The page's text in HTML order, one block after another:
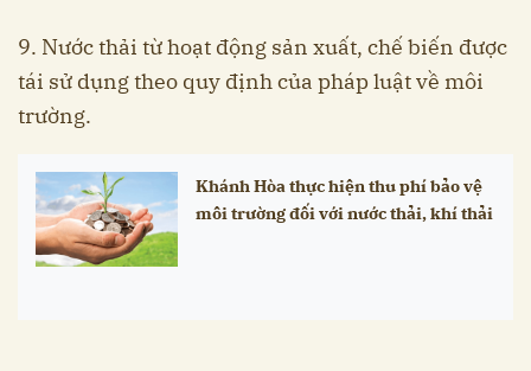
9. Nước thải từ hoạt động sản xuất, chế biến được
tái sử dụng theo quy định của pháp luật về môi
trường.
Khánh Hòa thực hiện thu phí bảo vệ
môi trường đối với nước thải, khí thải